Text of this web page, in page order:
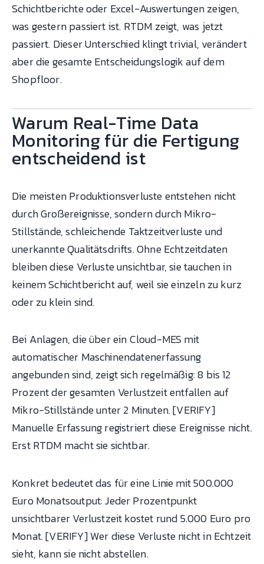
Schichtberichte oder Excel-Auswertungen zeigen,
was gestern passiert ist. RTDM zeigt, was jetzt
passiert. Dieser Unterschied klingt trivial, verändert
aber die gesamte Entscheidungslogik auf dem
Shopfloor.
Warum Real-Time Data
Monitoring für die Fertigung
entscheidend ist
Die meisten Produktionsverluste entstehen nicht
durch Großereignisse, sondern durch Mikro-
Stillstände, schleichende Taktzeitverluste und
unerkannte Qualitätsdrifts. Ohne Echtzeitdaten
bleiben diese Verluste unsichtbar, sie tauchen in
keinem Schichtbericht auf, weil sie einzeln zu kurz
oder zu klein sind.
Bei Anlagen, die über ein Cloud-MES mit
automatischer Maschinendatenerfassung
angebunden sind, zeigt sich regelmäßig: 8 bis 12
Prozent der gesamten Verlustzeit entfallen auf
Mikro-Stillstände unter 2 Minuten. [VERIFY]
Manuelle Erfassung registriert diese Ereignisse nicht.
Erst RTDM macht sie sichtbar.
Konkret bedeutet das für eine Linie mit 500.000
Euro Monatsoutput: Jeder Prozentpunkt
unsichtbarer Verlustzeit kostet rund 5.000 Euro pro
Monat. [VERIFY] Wer diese Verluste nicht in Echtzeit
sieht, kann sie nicht abstellen.